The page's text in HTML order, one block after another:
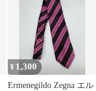
¥ 1,300
Ermenegildo Zegna エル